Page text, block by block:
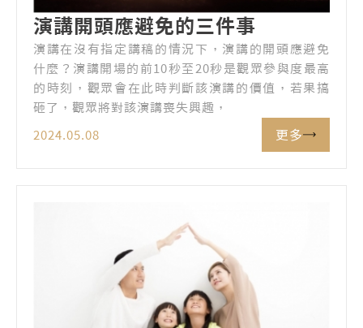
演講開頭應避免的三件事
演講在沒有指定講稿的情況下，演講的開頭應避免
什麼？演講開場的前10秒至20秒是觀眾參與度最高
的時刻，觀眾會在此時判斷該演講的價值，若果搞
砸了，觀眾將對該演講喪失興趣，
2024.05.08 更多